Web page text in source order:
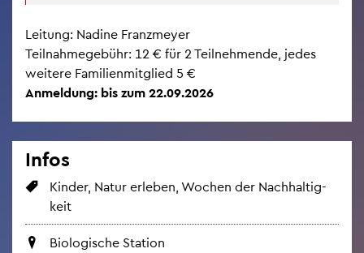
Lei­tung: Na­di­ne Franz­mey­er
Teil­nah­me­ge­bühr: 12 € für 2 Teil­neh­men­de, jedes
wei­te­re Fa­mi­li­en­mit­glied 5 €
An­mel­dung: bis zum 22.09.2026
Infos
Kin­der, Natur er­le­ben, Wo­chen der Nach­hal­tig­
keit
Bio­lo­gi­sche Sta­ti­on